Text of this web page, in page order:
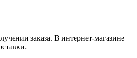
заказа. В интернет-магазине